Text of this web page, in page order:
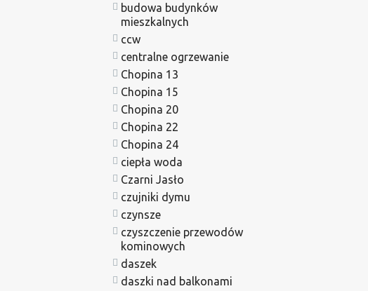
budowa budynków
mieszkalnych
ccw
centralne ogrzewanie
Chopina 13
Chopina 15
Chopina 20
Chopina 22
Chopina 24
ciepła woda
Czarni Jasło
czujniki dymu
czynsze
czyszczenie przewodów
kominowych
daszek
daszki nad balkonami